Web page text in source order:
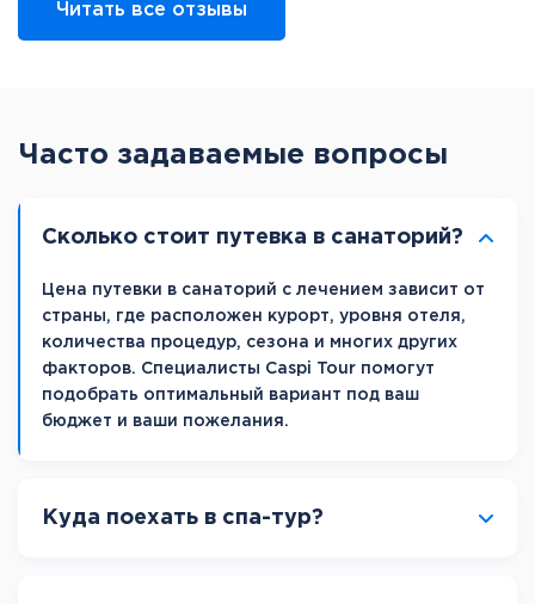
Читать все отзывы
Часто задаваемые вопросы
Сколько стоит путевка в санаторий?
Цена путевки в санаторий с лечением зависит от
страны, где расположен курорт, уровня отеля,
количества процедур, сезона и многих других
факторов. Специалисты Caspi Tour помогут
подобрать оптимальный вариант под ваш
бюджет и ваши пожелания.
Куда поехать в спа-тур?